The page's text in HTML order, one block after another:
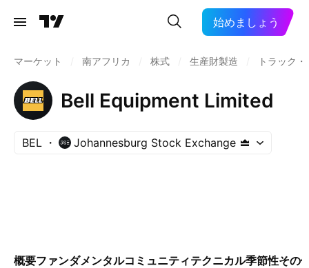
始めましょう
マーケット 南アフリカ 株式 生産財製造 トラック
Bell Equipment Limited
BEL Johannesburg Stock Exchange
概要ファンダメンタルコミュニティテクニカル季節性その